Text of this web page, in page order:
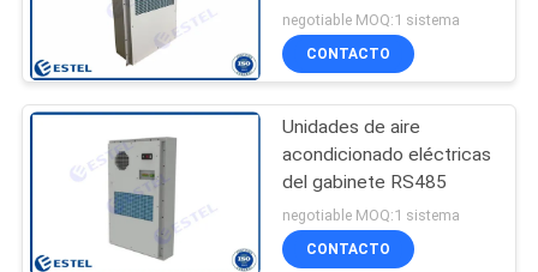
negotiable MOQ:1 sistema
CONTACTO
Unidades de aire
acondicionado eléctricas
del gabinete RS485
negotiable MOQ:1 sistema
CONTACTO